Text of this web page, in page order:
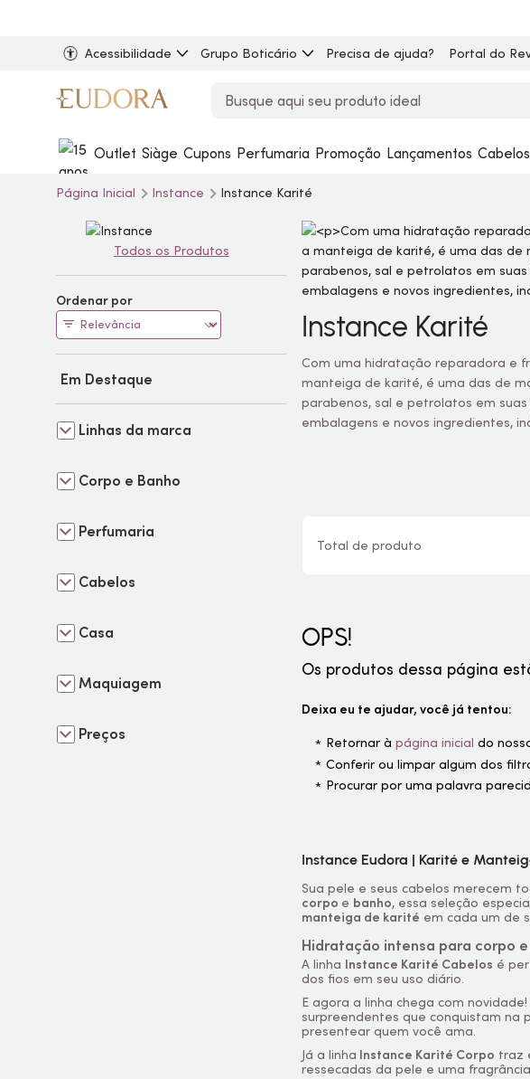
Acessibilidade Grupo Boticário Precisa de ajuda? Portal do
Outlet Siàge Cupons Perfumaria Promoção Lançamentos Cabelos
Página Inicial Instance Instance Karité
Instance Karité
Com uma hidratação reparadora e
manteiga de karité, é uma das de
parabenos, sal e petrolatos em
embalagens e novos ingredientes,
Total deproduto
OPS!
Os produtos dessa página
Deixa eu te ajudar, você já tentou:
Retornar àpágina inicial do
Conferir ou limpar algum dos
Procurar por uma palavra
Instance Eudora | Karité e
Sua pele e seus cabelos merecem
corpo e banho, essa seleção
manteiga de karité em cada um de
Hidratação intensa para corpo
A linha Instance Karité Cabelos é
dos fios em seu uso diário.
E agora a linha chega com
surpreendentes que conquistam na
presentear quem você ama.
Já a linha Instance Karité Corpo traz
ressecadas da pele e uma
Todos os Produtos
Ordenar por
Em Destaque
Linhas da marca
Corpo e Banho
Perfumaria
Cabelos
Casa
Maquiagem
Preços